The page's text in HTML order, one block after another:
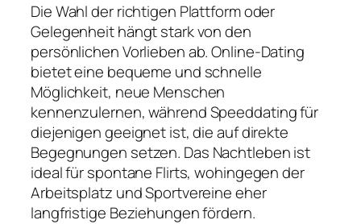
Die Wahl der richtigen Plattform oder
Gelegenheit hängt stark von den
persönlichen Vorlieben ab. Online-Dating
bietet eine bequeme und schnelle
Möglichkeit, neue Menschen
kennenzulernen, während Speeddating für
diejenigen geeignet ist, die auf direkte
Begegnungen setzen. Das Nachtleben ist
ideal für spontane Flirts, wohingegen der
Arbeitsplatz und Sportvereine eher
langfristige Beziehungen fördern.